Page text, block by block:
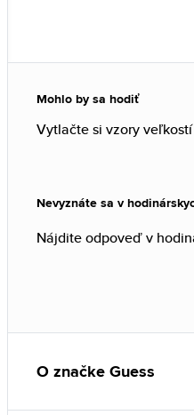
Mohlo by sa hodiť
Vytlačte si vzory
Nevyznáte sa v
Nájdite odpoveď v
O značke Guess